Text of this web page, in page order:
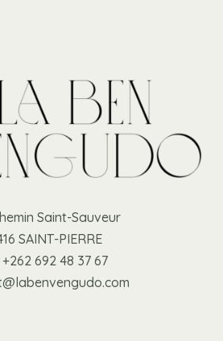
Saint-Sauveur
SAINT-PIERRE
+262 692 48 37 67